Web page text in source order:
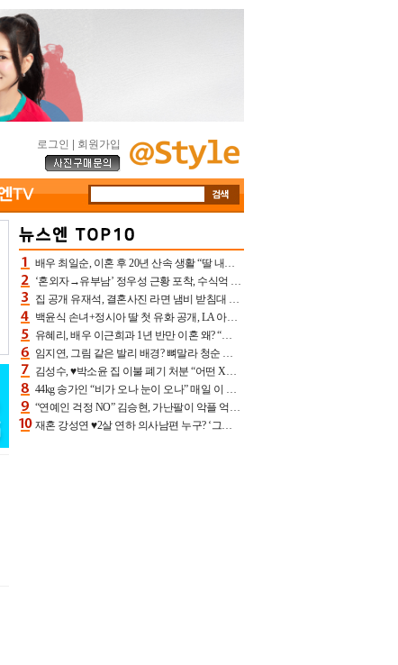
로그인 회원가입
배우 최일순, 이혼 후 20년 산속 생활 “딸 내가 버렸다고 원망‥맘 아파”(특종)[어제TV]
‘혼외자→유부남’ 정우성 근황 포착, 수식억 해킹 피해 후배 만났다 “존경하는”
집 공개 유재석, 결혼사진 라면 냄비 받침대 되고 분노‥가족사진도 피해(놀뭐)[어제TV]
백윤식 손녀+정시아 딸 첫 유화 공개, LA 아트쇼→서울국제조각페스타 작가다운 수준급 실력
유혜리, 배우 이근희과 1년 반만 이혼 왜? “식칼 꽂고 의자 던져” 충격 폭로(특종)[어제TV]
임지연, 그림 같은 발리 배경? 뼈말라 청순 비키니 핏에 상대 안 되네
김성수, ♥박소윤 집 이불 폐기 처분 “어떤 X이랑 썼을지 몰라” 질투(신랑수업2)[어제TV]
44kg 송가인 “비가 오나 눈이 오나” 매일 이 운동, 허벅지 근육량 상승+체지방 감소
“연예인 걱정 NO” 김승현, 가난팔이 악플 억울할만‥아내+딸과 日 여행
재혼 강성연 ♥2살 연하 의사남편 누구? ‘그알’ 자문의에 훈남 비주얼 초엘리트 스펙 [종합]